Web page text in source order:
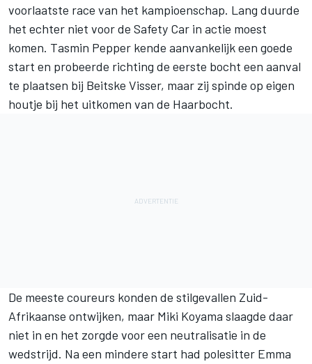
voorlaatste race van het kampioenschap. Lang duurde
het echter niet voor de Safety Car in actie moest
komen. Tasmin Pepper kende aanvankelijk een goede
start en probeerde richting de eerste bocht een aanval
te plaatsen bij Beitske Visser, maar zij spinde op eigen
houtje bij het uitkomen van de Haarbocht.
De meeste coureurs konden de stilgevallen Zuid-
Afrikaanse ontwijken, maar Miki Koyama slaagde daar
niet in en het zorgde voor een neutralisatie in de
wedstrijd. Na een mindere start had polesitter Emma